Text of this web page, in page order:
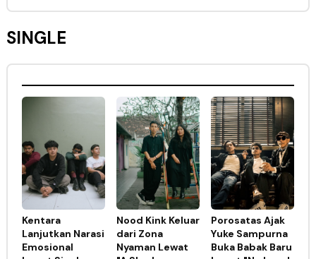
SINGLE
Kentara
Lanjutkan Narasi
Emosional
Nood Kink Keluar
dari Zona
Nyaman Lewat
Porosatas Ajak
Yuke Sampurna
Buka Babak Baru